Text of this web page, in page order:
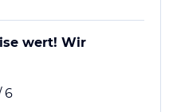
wert! Wir
6